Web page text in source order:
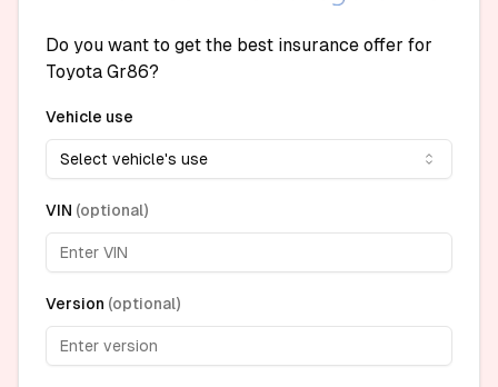
Do you want to get the best insurance offer for
Toyota Gr86?
Vehicle use
Select vehicle's use
VIN (optional)
Version (optional)